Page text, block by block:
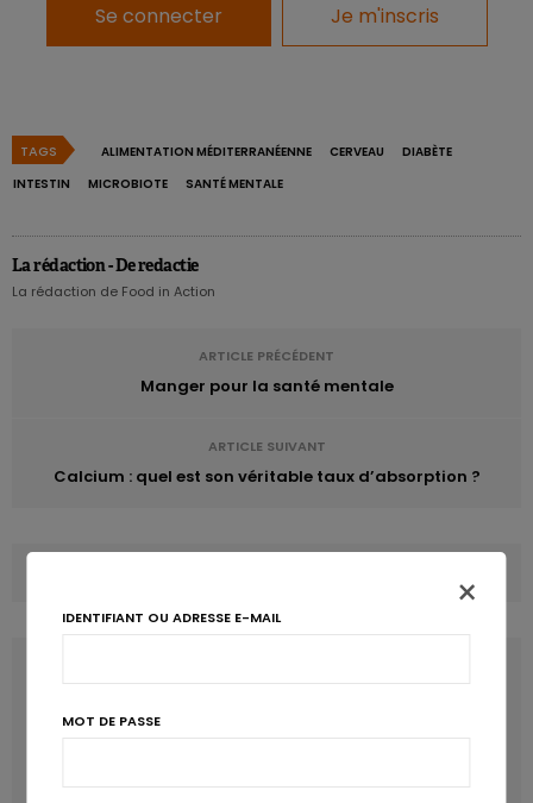
Se connecter Je m'inscris
TAGS ALIMENTATION MÉDITERRANÉENNE CERVEAU
DIABÈTE
INTESTIN
MICROBIOTE SANTÉ MENTALE
La rédaction - De redactie
La rédaction de Food in Action
ARTICLE PRÉCÉDENT
Manger pour la santé mentale
ARTICLE SUIVANT
Calcium : quel est son véritable taux d’absorption ?
×
IDENTIFIANT OU ADRESSE E-MAIL
MOT DE PASSE